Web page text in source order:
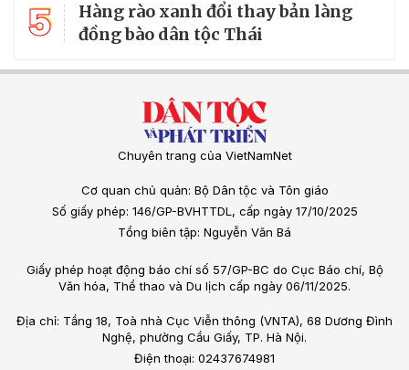
5
Hàng rào xanh đổi thay bản làng
đồng bào dân tộc Thái
Chuyên trang của VietNamNet
Cơ quan chủ quản: Bộ Dân tộc và Tôn giáo
Số giấy phép: 146/GP-BVHTTDL, cấp ngày 17/10/2025
Tổng biên tập: Nguyễn Văn Bá
Giấy phép hoạt động báo chí số 57/GP-BC do Cục Báo chí, Bộ
Văn hóa, Thể thao và Du lịch cấp ngày 06/11/2025.
Địa chỉ: Tầng 18, Toà nhà Cục Viễn thông (VNTA), 68 Dương Đình
Nghệ, phường Cầu Giấy, TP. Hà Nội.
Điện thoại: 02437674981